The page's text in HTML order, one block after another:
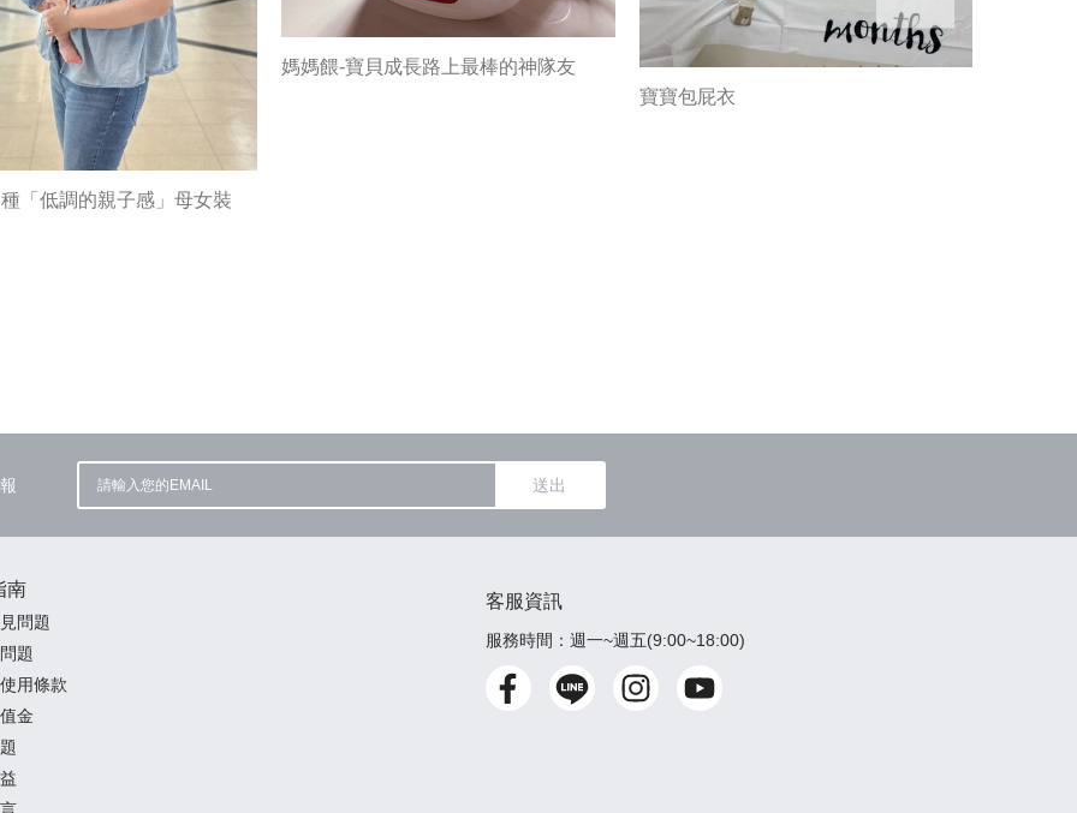
「低調的親子感」母女裝
媽媽餵-寶貝成長路上最棒的神隊友
寶寶包屁衣
送出
南
問題
題
用條款
金
客服資訊
服務時間：週一~週五(9:00~18:00)